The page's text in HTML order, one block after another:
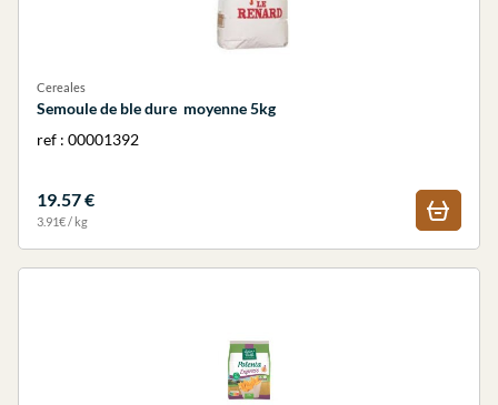
Cereales
Semoule de ble dure moyenne 5kg
ref : 00001392
19.57 €
3.91€ / kg